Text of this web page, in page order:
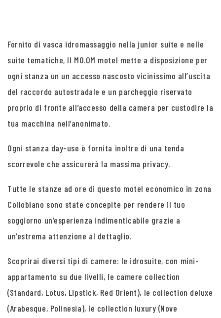
Fornito di vasca idromassaggio nella junior suite e nelle
suite tematiche, Il MO.OM motel mette a disposizione per
ogni stanza un un accesso nascosto vicinissimo all’uscita
del raccordo autostradale e un parcheggio riservato
proprio di fronte all’accesso della camera per custodire la
tua macchina nell’anonimato.
Ogni stanza day-use è fornita inoltre di una tenda
scorrevole che assicurerà la massima privacy.
Tutte le stanze ad ore di questo motel economico in zona
Collobiano sono state concepite per rendere il tuo
soggiorno un’esperienza indimenticabile grazie a
un’estrema attenzione al dettaglio.
Scoprirai diversi tipi di camere: le idrosuite, con mini-
appartamento su due livelli, le camere collection
(Standard, Lotus, Lipstick, Red Orient), le collection deluxe
(Arabesque, Polinesia), le collection luxury (Nove